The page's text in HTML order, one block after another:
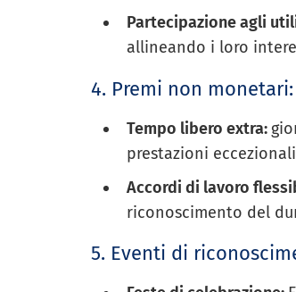
Partecipazione agli
allineando i loro
4. Premi non monetari:
Tempo libero extra:
prestazioni
Accordi di lavoro
riconoscimento del
5. Eventi di